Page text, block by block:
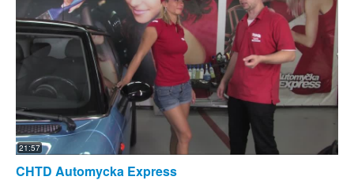
21:57
CHTD Automycka Express